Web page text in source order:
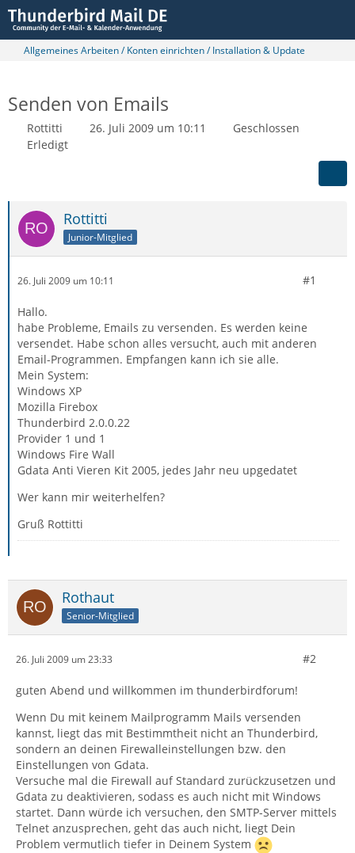
Allgemeines Arbeiten / Konten einrichten / Installation & Update
Senden von Emails
Rottitti 26. Juli 2009 um 10:11
Geschlossen
Erledigt
Rottitti
Junior-Mitglied
26. Juli 2009 um 10:11 #1
Hallo.
habe Probleme, Emails zu versenden. Es werden keine
versendet. Habe schon alles versucht, auch mit anderen
Email-Programmen. Empfangen kann ich sie alle.
Mein System:
Windows XP
Mozilla Firebox
Thunderbird 2.0.0.22
Provider 1 und 1
Windows Fire Wall
Gdata Anti Vieren Kit 2005, jedes Jahr neu upgedatet
Wer kann mir weiterhelfen?
Gruß Rottitti
Rothaut
Senior-Mitglied
26. Juli 2009 um 23:33 #2
guten Abend und willkommen im thunderbirdforum!
Wenn Du mit keinem Mailprogramm Mails versenden
kannst, liegt das mit Bestimmtheit nicht an Thunderbird,
sondern an deinen Firewalleinstellungen bzw. den
Einstellungen von Gdata.
Versuche mal die Firewall auf Standard zurückzusetzen und
Gdata zu deaktivieren, sodass es auch nicht mit Windows
startet. Dann würde ich versuchen, den SMTP-Server mittels
Telnet anzusprechen, geht das auch nicht, liegt Dein
Problem vermutlich tiefer in Deinem System